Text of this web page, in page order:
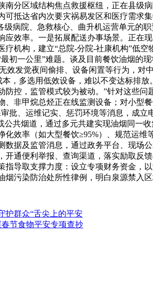
南分区域结构焦点救援枢纽，正在县级
可抵达省内次要灾祸易发区和医疗需
级病院、急救核心、曲升机运营单元的
应效率。一是拓展配送办事场景。正在
机构，建立“总院-分院-社康机构”低
初一公里”难题。谈及目前餐饮油烟的
效发觉夜间偷排、设备闲置等行为，
本，多选用低效设备，难以不变达标排
防控，监管模式较为被动。”针对这些
、非甲烷总烃正在线监测设备；对小型
批、运维记实、惩罚环境等消息，成
公共烟道，通过多元共建实现油烟同
化效率（如大型餐饮≥95%）、规范运
数据及监管消息，通过政务平台、现场
开通便利举报、查询渠道，落实励取反
指导取支撑力度：设立专项财务资金，
污染防治处所性律例，明白泉源禁入
护群众“舌尖上的平安
节食物平安专项查抄